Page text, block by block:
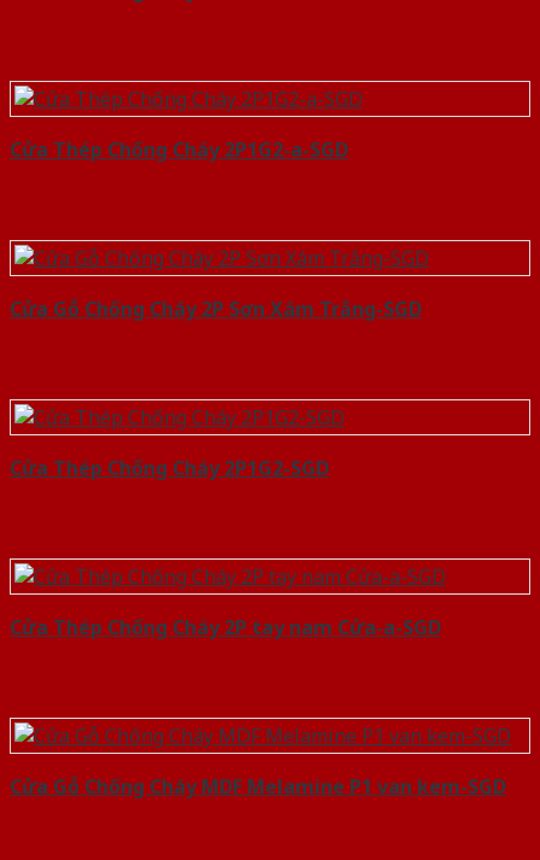
Cửa Thép Chống Cháy 2P1G2-a-SGD
Cửa Gỗ Chống Cháy 2P Sơn Xám Trắng-SGD
Cửa Thép Chống Cháy 2P1G2-SGD
Cửa Thép Chống Cháy 2P tay nam Cửa-a-SGD
Cửa Gỗ Chống Cháy MDF Melamine P1 van kem-SGD